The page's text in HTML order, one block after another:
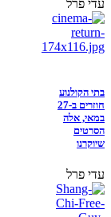
עדי פרל
בתי הקולנוע
חוזרים ב-27
במאי, אלה
הסרטים
שיוקרנו
עדי פרל